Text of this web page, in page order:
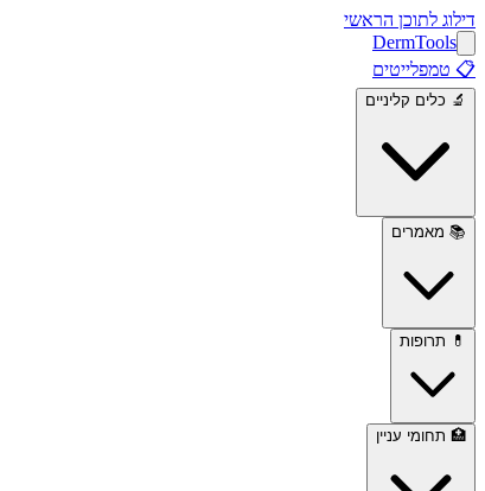
דילוג לתוכן הראשי
DermTools
📋 טמפלייטים
🔬 כלים קליניים
📚 מאמרים
💊 תרופות
🏥 תחומי עניין